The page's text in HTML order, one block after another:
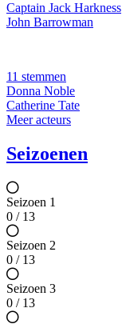
Captain Jack Harkness
John Barrowman
11 stemmen
Donna Noble
Catherine Tate
Meer acteurs
Seizoenen
Seizoen 1
0 / 13
Seizoen 2
0 / 13
Seizoen 3
0 / 13